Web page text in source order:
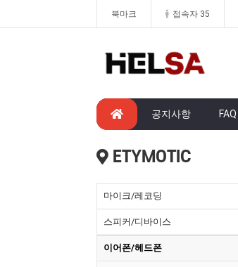
북마크 접속자 35
공지사항 FAQ
ETYMOTIC
마이크/레코딩
스피커/디바이스
이어폰/헤드폰